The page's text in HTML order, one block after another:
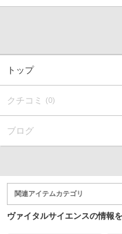
トップ
クチコミ (0)
ブログ
関連アイテムカテゴリ
ヴァイタルサイエンスの情報